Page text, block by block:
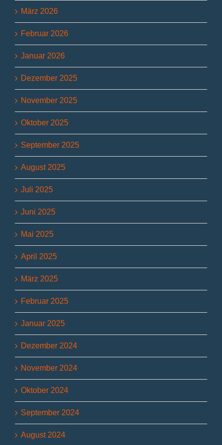
März 2026
Februar 2026
Januar 2026
Dezember 2025
November 2025
Oktober 2025
September 2025
August 2025
Juli 2025
Juni 2025
Mai 2025
April 2025
März 2025
Februar 2025
Januar 2025
Dezember 2024
November 2024
Oktober 2024
September 2024
August 2024